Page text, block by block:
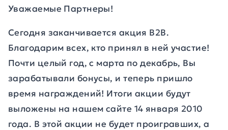
Уважаемые Партнеры!
Сегодня заканчивается акция В2В.
Благодарим всех, кто принял в ней участие!
Почти целый год, с марта по декабрь, Вы
зарабатывали бонусы, и теперь пришло
время награждений! Итоги акции будут
выложены на нашем сайте 14 января 2010
года. В этой акции не будет проигравших, а